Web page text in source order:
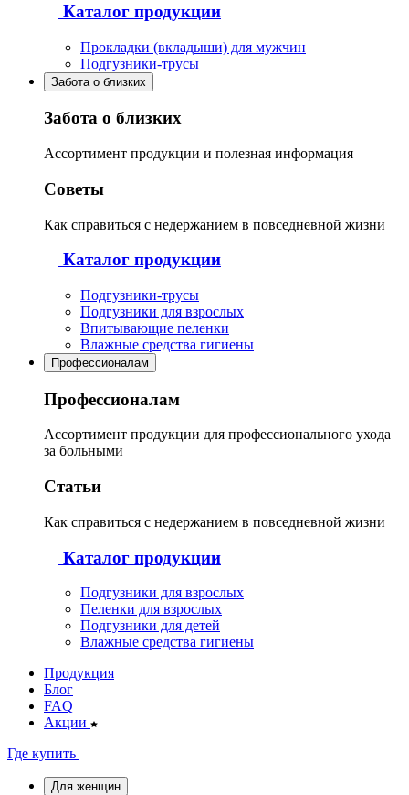
Каталог продукции
Прокладки (вкладыши) для мужчин
Подгузники-трусы
Забота о близких
Забота о близких
Ассортимент продукции и полезная информация
Советы
Как справиться с недержанием в повседневной жизни
Каталог продукции
Подгузники-трусы
Подгузники для взрослых
Впитывающие пеленки
Влажные средства гигиены
Профессионалам
Профессионалам
Ассортимент продукции для профессионального ухода
за больными
Статьи
Как справиться с недержанием в повседневной жизни
Каталог продукции
Подгузники для взрослых
Пеленки для взрослых
Подгузники для детей
Влажные средства гигиены
Продукция
Блог
FAQ
Акции
Где купить
Для женщин